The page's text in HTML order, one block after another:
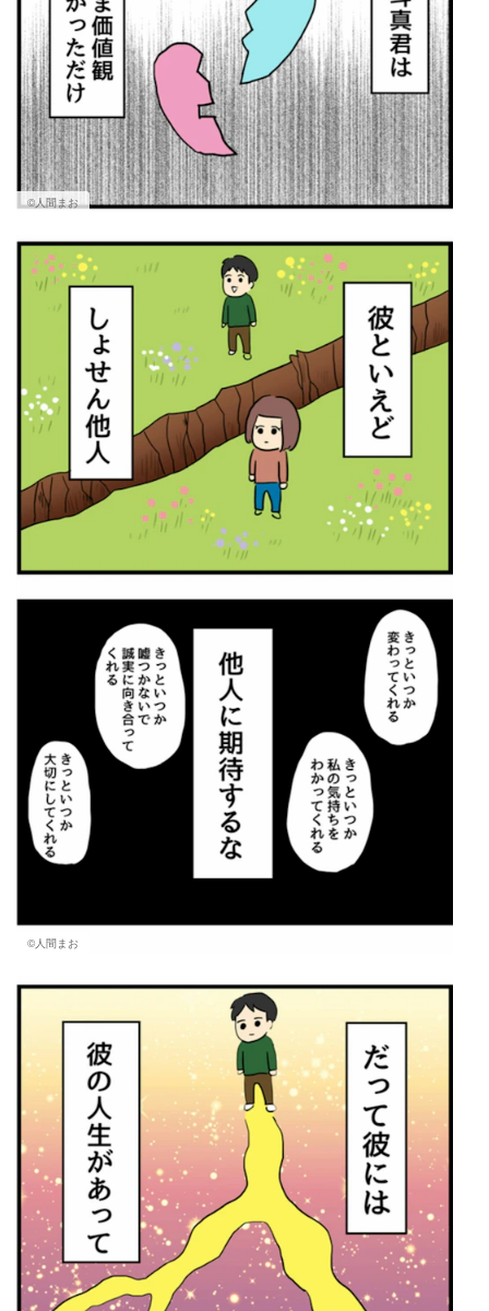
©人間まお
©人間まお